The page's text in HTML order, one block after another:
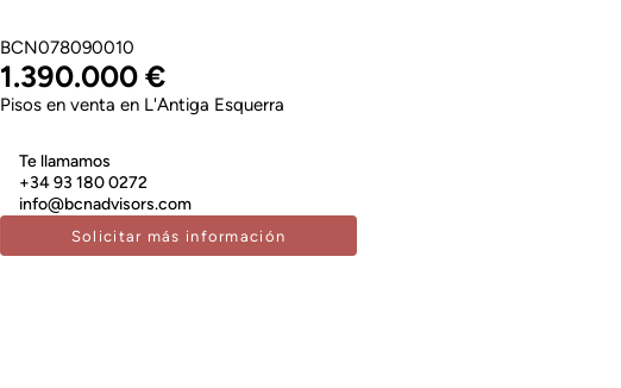
BCN078090010
1.390.000 €
Pisos en venta en L'Antiga Esquerra
Te llamamos
+34 93 180 0272
info@bcnadvisors.com
Solicitar más información